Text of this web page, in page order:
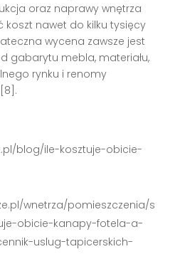
oraz naprawy wnętrza
nawet do kilku tysięcy
wycena zawsze jest
gabarytu mebla, materiału,
rynku i renomy
blog/ile-kosztuje-obicie-
wnetrza/pomieszczenia/s
obicie-kanapy-fotela-a-
uslug-tapicerskich-